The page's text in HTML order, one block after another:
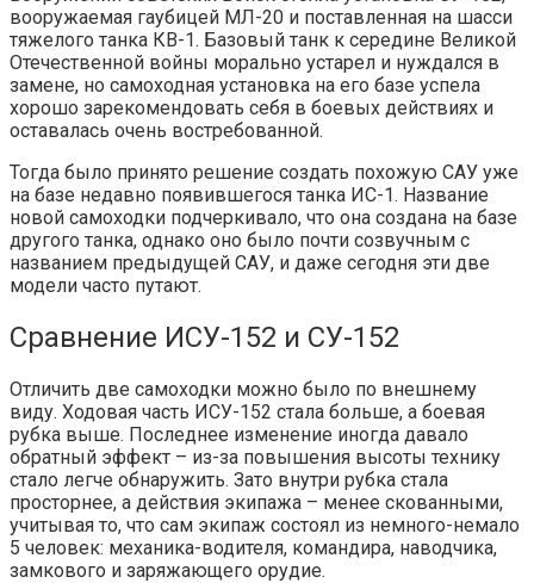
вооружаемая гаубицей МЛ-20 и поставленная на шасси
тяжелого танка КВ-1. Базовый танк к середине Великой
Отечественной войны морально устарел и нуждался в
замене, но самоходная установка на его базе успела
хорошо зарекомендовать себя в боевых действиях и
оставалась очень востребованной.
Тогда было принято решение создать похожую САУ уже
на базе недавно появившегося танка ИС-1. Название
новой самоходки подчеркивало, что она создана на базе
другого танка, однако оно было почти созвучным с
названием предыдущей САУ, и даже сегодня эти две
модели часто путают.
Сравнение ИСУ-152 и СУ-152
Отличить две самоходки можно было по внешнему
виду. Ходовая часть ИСУ-152 стала больше, а боевая
рубка выше. Последнее изменение иногда давало
обратный эффект – из-за повышения высоты технику
стало легче обнаружить. Зато внутри рубка стала
просторнее, а действия экипажа – менее скованными,
учитывая то, что сам экипаж состоял из немного-немало
5 человек: механика-водителя, командира, наводчика,
замкового и заряжающего орудие.